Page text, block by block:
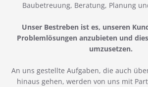
Baubetreuung, Beratung, Planung
Unser Bestreben ist es, unseren
Problemlösungen anzubieten und
umzusetzen.
An uns gestellte Aufgaben, die auch
hinaus gehen, werden von uns mit